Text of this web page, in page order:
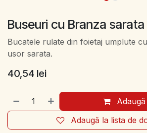
Buseuri cu Branza sarata
Bucatele rulate din foietaj umplute
usor sarata.
40,54 lei
Adaugă la lista de